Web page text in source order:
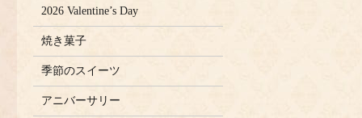
2026 Valentine’s Day
焼き菓子
季節のスイーツ
アニバーサリー